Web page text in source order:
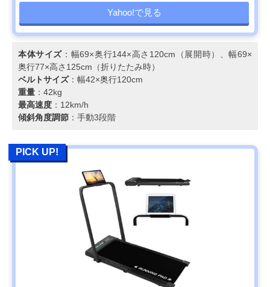
Yahoo!で見る
本体サイズ ：幅69×奥行144×高さ120cm（展開時）、幅69×
奥行77×高さ125cm（折りたたみ時）
ベルトサイズ：幅42×奥行120cm
重量 ：42kg
最高速度 ：12km/h
傾斜角度調節 ：手動3段階
PICK UP!